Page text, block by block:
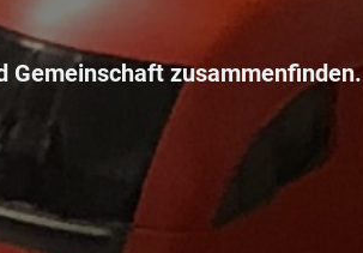
Gemeinschaft zusammenfinden.